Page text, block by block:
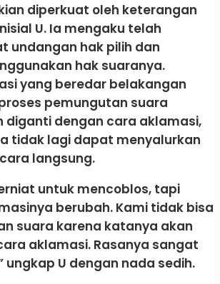
diperkuat oleh keterangan
U. Ia mengaku telah
undangan hak pilih dan
hak suaranya.
yang beredar belakangan
pemungutan suara
diganti dengan cara aklamasi,
tidak lagi dapat menyalurkan
langsung.
untuk mencoblos, tapi
berubah. Kami tidak bisa
suara karena katanya akan
aklamasi. Rasanya sangat
ungkap U dengan nada sedih.